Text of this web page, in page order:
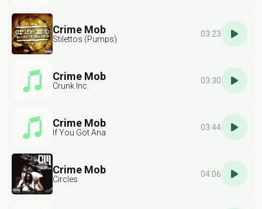
Crime Mob
Stilettos (Pumps)
03:23
Crime Mob
Crunk Inc.
03:30
Crime Mob
If You Got Ana
03:44
Crime Mob
Circles
04:06